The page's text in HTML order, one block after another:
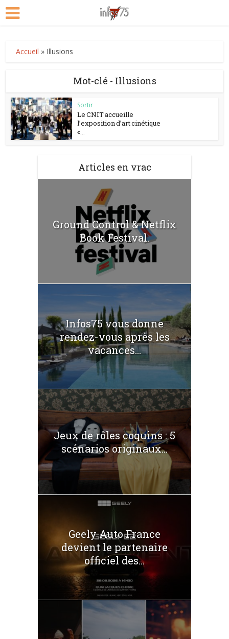
Accueil » Illusions
Mot-clé - Illusions
Sortir
Le CNIT accueille
l’exposition d’art cinétique
«...
Articles en vrac
Ground Control & Netflix
Book Festival.
Infos75 vous donne
rendez-vous après les
vacances...
Jeux de rôles coquins : 5
scénarios originaux...
Geely Auto France
devient le partenaire
officiel des...